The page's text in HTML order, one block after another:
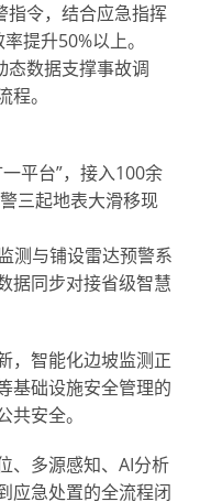
指令，结合应急指挥
提升50%以上。
态数据支撑事故调
。
平台”，接入100余
三起地表大滑移现
测与铺设雷达预警系
据同步对接省级智慧
，智能化边坡监测正
基础设施安全管理的
安全。
、多源感知、AI分析
应急处置的全流程闭